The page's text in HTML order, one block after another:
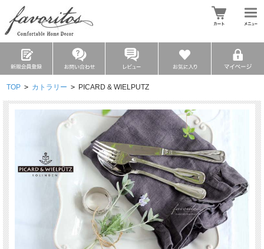
TOP > カトラリー > PICARD & WIELPUTZ